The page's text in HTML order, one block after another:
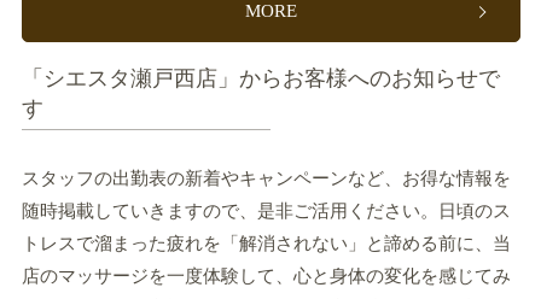
MORE
「シエスタ瀬戸西店」からお客様へのお知らせで
す
スタッフの出勤表の新着やキャンペーンなど、お得な情報を
随時掲載していきますので、是非ご活用ください。日頃のス
トレスで溜まった疲れを「解消されない」と諦める前に、当
店のマッサージを一度体験して、心と身体の変化を感じてみ